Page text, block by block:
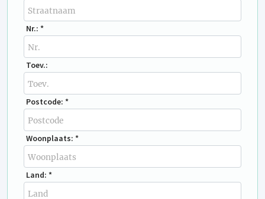
Nr.: *
Toev.:
Postcode: *
Woonplaats: *
Land: *